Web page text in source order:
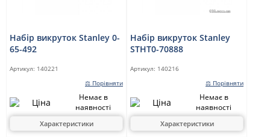
Набір викруток Stanley 0-
65-492
Артикул: 140221
⚖ Порівняти
Немає в
наявності
Характеристики
Набір викруток Stanley
STHT0-70888
Артикул: 140216
⚖ Порівняти
Немає в
наявності
Характеристики